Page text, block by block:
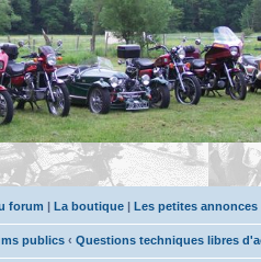
forum | La boutique | Les petites
publics ‹ Questions techniques libres